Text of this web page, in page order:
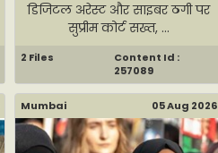
डिजिटल अरेस्ट और साइबर ठगी पर
सुप्रीम कोर्ट सख्त, ...
2 Files
Content Id :
257089
Mumbai 05 Aug 2026